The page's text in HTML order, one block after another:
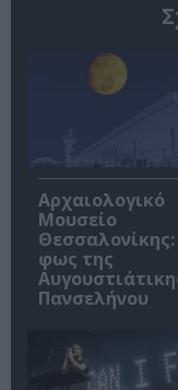
Αρχαιολογικό
Μουσείο
Θεσσαλονίκης:
φως της
Πανσελήνου